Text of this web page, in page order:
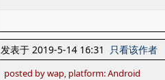
发表于 2019-5-14 16:31 只看该作者
posted by wap, platform: Android